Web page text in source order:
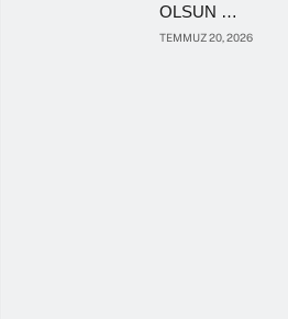
OLSUN …
TEMMUZ 20, 2026